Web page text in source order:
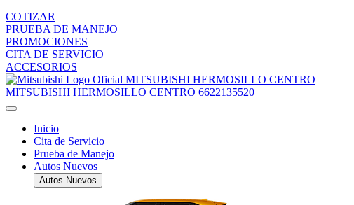
COTIZAR
PRUEBA DE MANEJO
PROMOCIONES
CITA DE SERVICIO
ACCESORIOS
MITSUBISHI HERMOSILLO CENTRO
MITSUBISHI HERMOSILLO CENTRO 6622135520
Inicio
Cita de Servicio
Prueba de Manejo
Autos Nuevos
Autos Nuevos